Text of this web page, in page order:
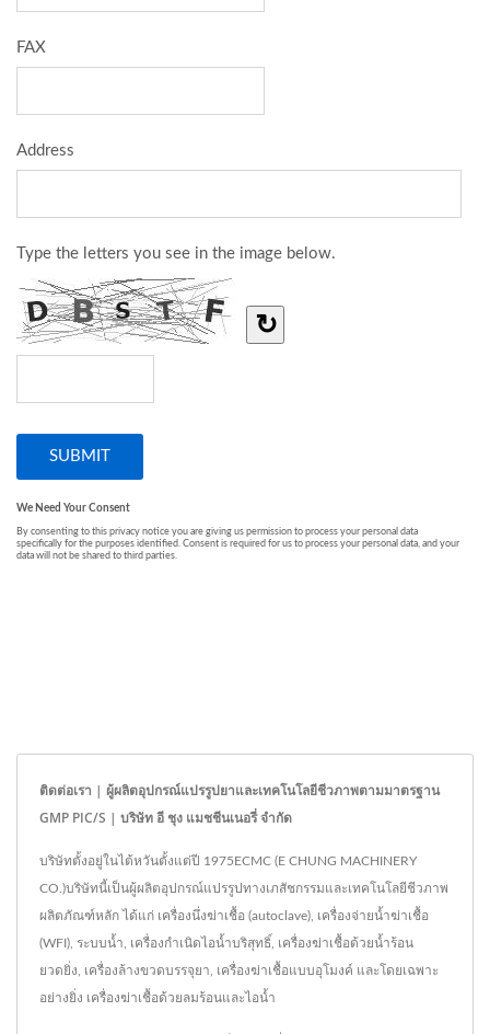
ติดต่อเรา | ผู้ผลิตอุปกรณ์แปรรูปยาและเทคโนโลยีชีวภาพตามมาตรฐาน
GMP PIC/S | บริษัท อี ชุง แมชชีนเนอรี่ จำกัด
บริษัทตั้งอยู่ในไต้หวันตั้งแต่ปี 1975ECMC (E CHUNG MACHINERY
CO.)บริษัทนี้เป็นผู้ผลิตอุปกรณ์แปรรูปทางเภสัชกรรมและเทคโนโลยีชีวภาพ
ผลิตภัณฑ์หลัก ได้แก่ เครื่องนึ่งฆ่าเชื้อ (autoclave), เครื่องจ่ายน้ำฆ่าเชื้อ
(WFI), ระบบน้ำ, เครื่องกำเนิดไอน้ำบริสุทธิ์, เครื่องฆ่าเชื้อด้วยน้ำร้อน
ยวดยิ่ง, เครื่องล้างขวดบรรจุยา, เครื่องฆ่าเชื้อแบบอุโมงค์ และโดยเฉพาะ
อย่างยิ่ง เครื่องฆ่าเชื้อด้วยลมร้อนและไอน้ำ